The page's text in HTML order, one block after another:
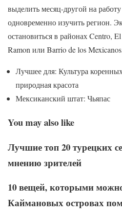
выделить месяц-другой на
одновременно изучить регион.
остановиться в районах Centro,
Ramon или Barrio de los
Лучшее для: Культура
природная красота
Мексиканский штат: Чьяпас
You may also like
Лучшие топ 20 турецких
мнению зрителей
10 вещей, которыми
Каймановых островах